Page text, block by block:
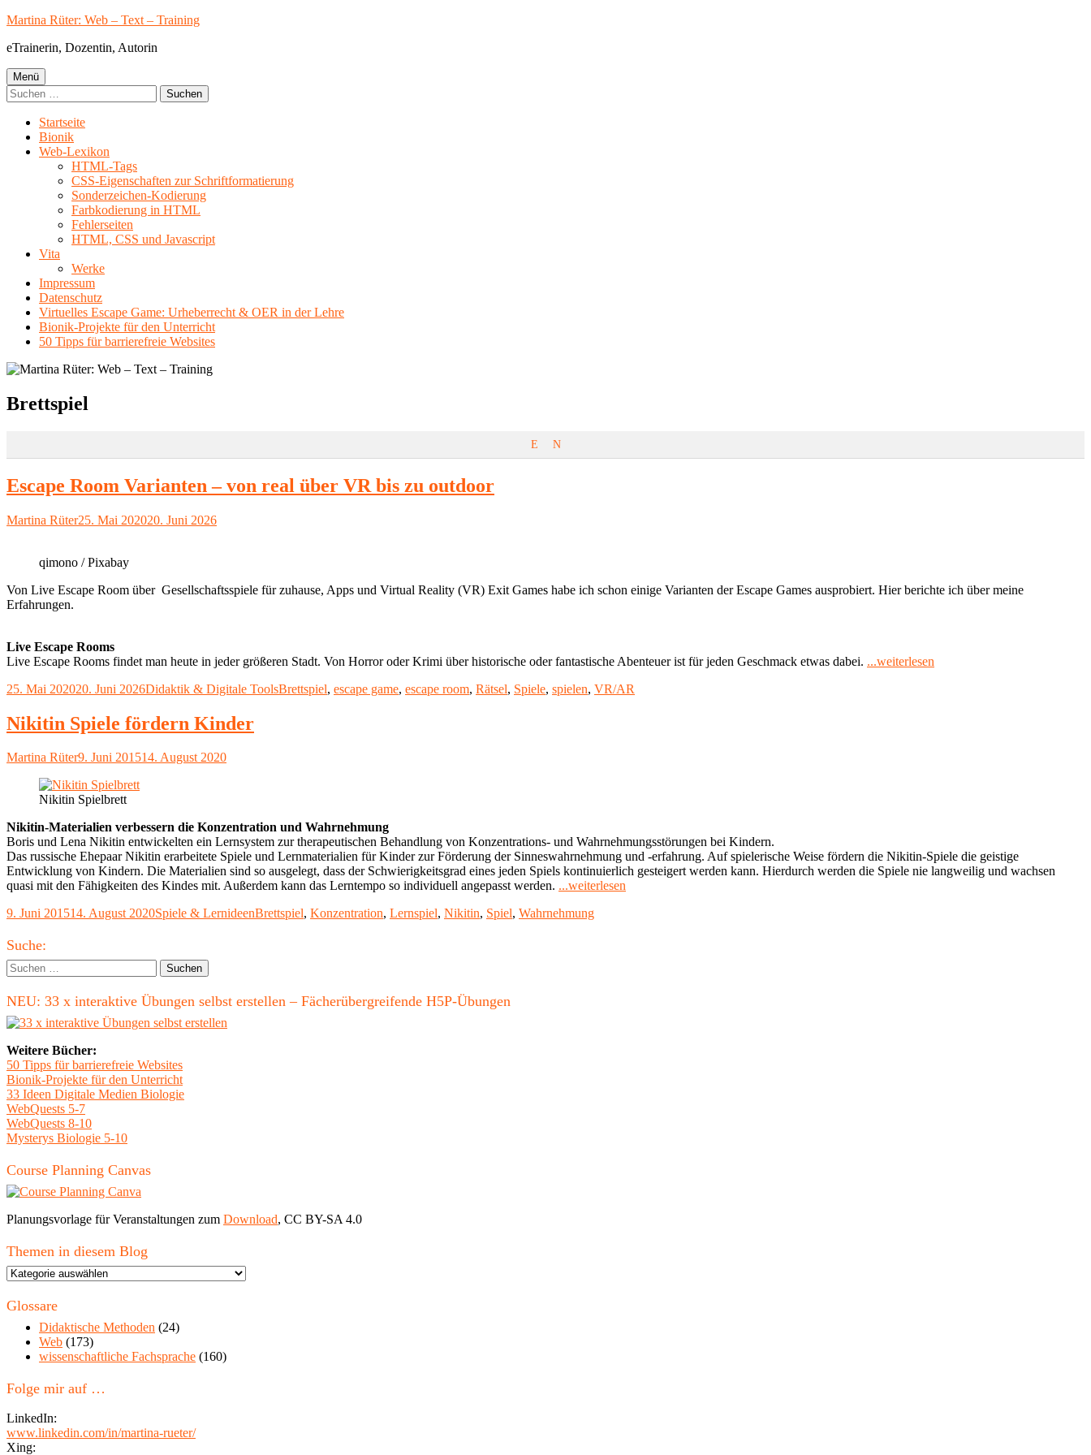
Springe
Inhalt
Martina Rüter: Web – Text – Training
eTrainerin, Dozentin, Autorin
Primäres
Menü
Menü
Suchen
nach:
Startseite
Bionik
Web-Lexikon
HTML-Tags
CSS-Eigenschaften zur Schriftformatierung
Sonderzeichen-Kodierung
Farbkodierung in HTML
Fehlerseiten
HTML, CSS und Javascript
Vita
Werke
Impressum
Datenschutz
Virtuelles Escape Game: Urheberrecht & OER in der Lehre
Bionik-Projekte für den Unterricht
50 Tipps für barrierefreie Websites
Schlagwort:
Brettspiel
E N
Escape Room Varianten – von real über VR bis zu outdoor
Autor
Martina RüterVeröffentlicht
25. Mai 202020. Juni 2026
qimono / Pixabay
Von Live Escape Room über Gesellschaftsspiele für zuhause, Apps und Virtual Reality (VR) Exit Games habe ich schon einige Varianten der Escape Games ausprobiert. Hier berichte ich über meine
Erfahrungen.
Live Escape Rooms
Live Escape Rooms findet man heute in jeder größeren Stadt. Von Horror oder Krimi über historische oder fantastische Abenteuer ist für jeden Geschmack etwas dabei. ...weiterlesen
Veröffentlicht
25. Mai 202020. Juni 2026Kategorien
Didaktik & Digitale ToolsSchlagwörter
Brettspiel, escape game, escape room, Rätsel, Spiele, spielen, VR/AR
Nikitin Spiele fördern Kinder
Autor
Martina RüterVeröffentlicht
9. Juni 201514. August 2020
Nikitin Spielbrett
Nikitin-Materialien verbessern die Konzentration und Wahrnehmung
Boris und Lena Nikitin entwickelten ein Lernsystem zur therapeutischen Behandlung von Konzentrations- und Wahrnehmungsstörungen bei Kindern.
Das russische Ehepaar Nikitin erarbeitete Spiele und Lernmaterialien für Kinder zur Förderung der Sinneswahrnehmung und -erfahrung. Auf spielerische Weise fördern die Nikitin-Spiele die geistige
Entwicklung von Kindern. Die Materialien sind so ausgelegt, dass der Schwierigkeitsgrad eines jeden Spiels kontinuierlich gesteigert werden kann. Hierdurch werden die Spiele nie langweilig und wachsen
quasi mit den Fähigkeiten des Kindes mit. Außerdem kann das Lerntempo so individuell angepasst werden. ...weiterlesen
Veröffentlicht
9. Juni 201514. August 2020Kategorien
Spiele & LernideenSchlagwörter
Brettspiel, Konzentration, Lernspiel, Nikitin, Spiel, Wahrnehmung
Haupt-
Seitenleiste
Suche:
Suchen
nach:
NEU: 33 x interaktive Übungen selbst erstellen – Fächerübergreifende H5P-Übungen
Weitere Bücher:
50 Tipps für barrierefreie Websites
Bionik-Projekte für den Unterricht
33 Ideen Digitale Medien Biologie
WebQuests 5-7
WebQuests 8-10
Mysterys Biologie 5-10
Course Planning Canvas
Planungsvorlage für Veranstaltungen zum Download, CC BY-SA 4.0
Themen in diesem Blog
Themen
diesem
Glossare
Didaktische Methoden (24)
Web (173)
wissenschaftliche Fachsprache (160)
Folge mir auf …
LinkedIn:
www.linkedin.com/in/martina-rueter/
Xing: